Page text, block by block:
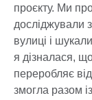
проєкту. Ми
досліджували
вулиці і
я дізналася,
переробляє
змогла разом